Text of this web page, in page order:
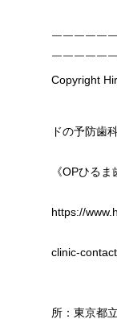
￣￣￣￣￣
￣￣￣￣￣
Copyright
ドの予防歯
《OPひ
https://
clinic-
所：東京都